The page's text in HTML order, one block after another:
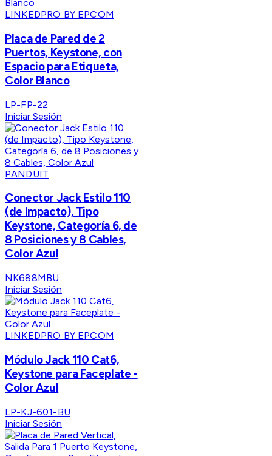
LINKEDPRO BY EPCOM
Placa de Pared de 2
Puertos, Keystone, con
Espacio para Etiqueta,
Color Blanco
LP-FP-22
Iniciar Sesión
PANDUIT
Conector Jack Estilo 110
(de Impacto), Tipo
Keystone, Categoría 6, de
8 Posiciones y 8 Cables,
Color Azul
NK688MBU
Iniciar Sesión
LINKEDPRO BY EPCOM
Módulo Jack 110 Cat6,
Keystone para Faceplate -
Color Azul
LP-KJ-601-BU
Iniciar Sesión